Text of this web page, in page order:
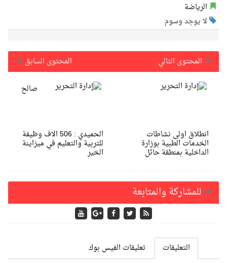
الرياضة
لا يوجد وسوم
المحتوى السابق
المحتوى التالي
صالح
الحميدي : 506 الاف وظيفة
للتربية والتعليم في ميزاينة
الخير
انطلاق اولى نشاطات
الخدمات الطبية بوزارة
الداخلية بمنطقة حائل
للمشاركة والمتابعة
التعليقات تعليقات الفيس بوك